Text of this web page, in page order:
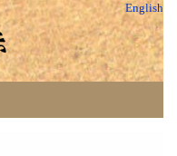
English